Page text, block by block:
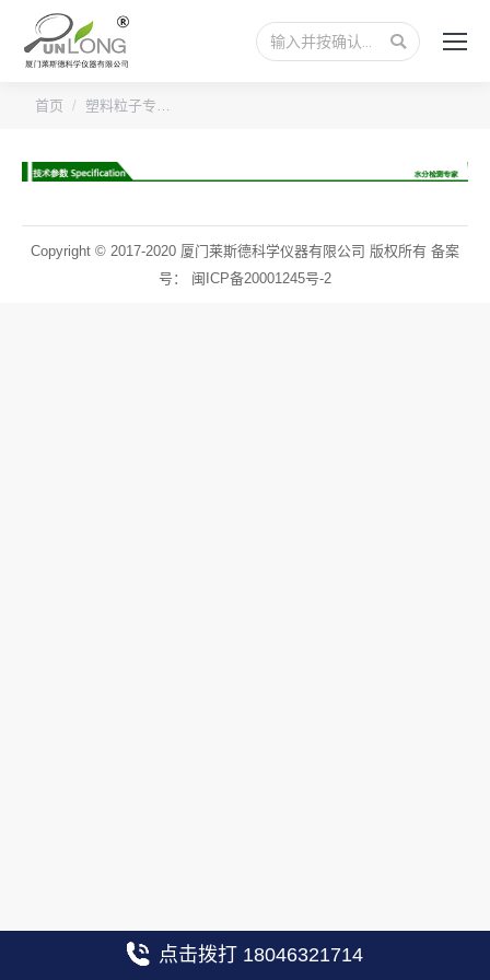
搜
索：
您的位置：
首页 塑料粒子专…
Copyright © 2017-2020 厦门莱斯德科学仪器有限公司 版权所有 备案
号： 闽ICP备20001245号-2
点击拨打 18046321714